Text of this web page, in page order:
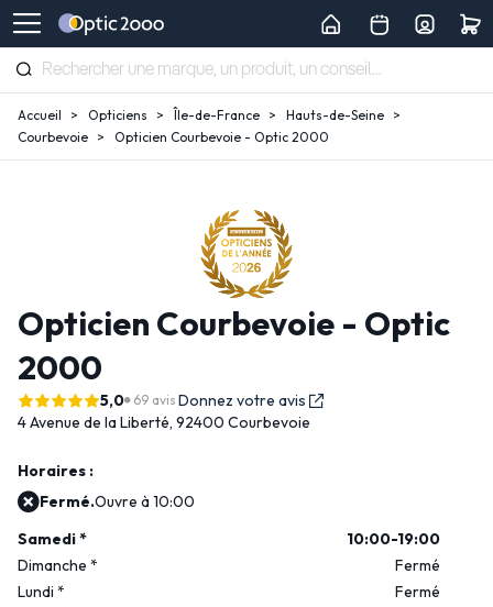
Accueil Opticiens Île-de-France
Hauts-de-Seine
Courbevoie
Opticien Courbevoie - Optic 2000
Opticien Courbevoie - Optic
2000
5,0 69 avis Donnez votre avis
4 Avenue de la Liberté, 92400 Courbevoie
Horaires :
Fermé.Ouvre à 10:00
Samedi*
10:00-19:00
Dimanche *
Fermé
Lundi *
Fermé